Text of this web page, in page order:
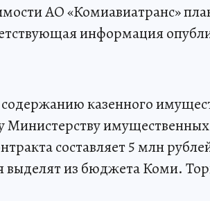
АО «Комиавиатранс»
информация
казенного
Министерству
составляет 5 млн
из бюджета Коми.